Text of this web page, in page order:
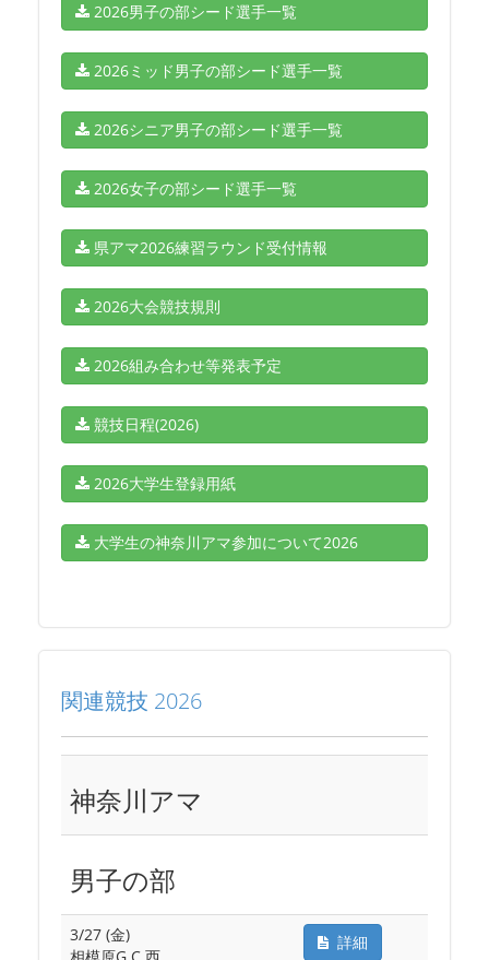
2026男子の部シード選手一覧
2026ミッド男子の部シード選手一覧
2026シニア男子の部シード選手一覧
2026女子の部シード選手一覧
県アマ2026練習ラウンド受付情報
2026大会競技規則
2026組み合わせ等発表予定
競技日程(2026)
2026大学生登録用紙
大学生の神奈川アマ参加について2026
関連競技 2026
神奈川アマ
男子の部
3/27 (金)
詳細